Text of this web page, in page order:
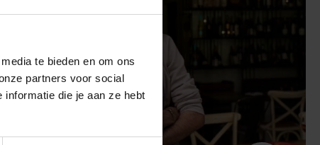
te bieden en om ons
partners voor social
die je aan ze hebt